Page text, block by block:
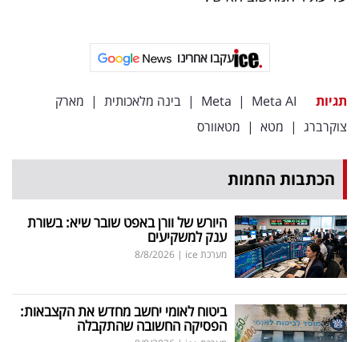
פרסמו
אחרינו:
עקבו אחרינו
תגיות Meta | Meta AI
| בינה מלאכותית | מארק
צוקרברג | מטא | מטאוורס
הכתבות החמות
היורש של וורן באפט שובר שיא: בשורת
ענק למשקיעים
מערכת ice |
8/8/2026
ביטוח לאומי יחשב מחדש את הקצבאות:
הפסיקה החשובה שהתקבלה